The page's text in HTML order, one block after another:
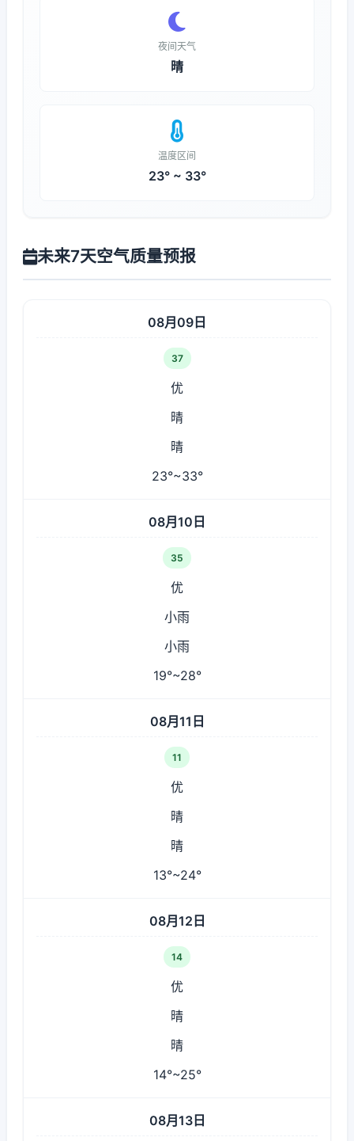
夜间天气
晴
温度区间
23° ~ 33°
未来7天空气质量预报
08月09日
37
优
晴
晴
23°~33°
08月10日
35
优
小雨
小雨
19°~28°
08月11日
11
优
晴
晴
13°~24°
08月12日
14
优
晴
晴
14°~25°
08月13日